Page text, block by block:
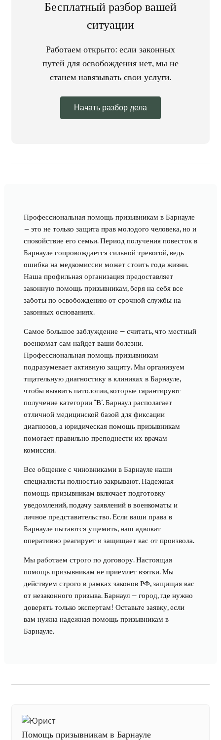
Бесплатный разбор вашей
ситуации
Работаем открыто: если законных
путей для освобождения нет, мы не
станем навязывать свои услуги.
Начать разбор дела
Профессиональная помощь призывникам в Барнауле
— это не только защита прав молодого человека, но и
спокойствие его семьи. Период получения повесток в
Барнауле сопровождается сильной тревогой, ведь
ошибка на медкомиссии может стоить года жизни.
Наша профильная организация предоставляет
законную помощь призывникам, беря на себя все
заботы по освобождению от срочной службы на
законных основаниях.
Самое большое заблуждение — считать, что местный
военкомат сам найдет ваши болезни.
Профессиональная помощь призывникам
подразумевает активную защиту. Мы организуем
тщательную диагностику в клиниках в Барнауле,
чтобы выявить патологии, которые гарантируют
получение категории "В". Барнаул располагает
отличной медицинской базой для фиксации
диагнозов, а юридическая помощь призывникам
помогает правильно преподнести их врачам
комиссии.
Все общение с чиновниками в Барнауле наши
специалисты полностью закрывают. Надежная
помощь призывникам включает подготовку
уведомлений, подачу заявлений в военкоматы и
личное представительство. Если ваши права в
Барнауле пытаются ущемить, наш адвокат
оперативно реагирует и защищает вас от произвола.
Мы работаем строго по договору. Настоящая
помощь призывникам не приемлет взятки. Мы
действуем строго в рамках законов РФ, защищая вас
от незаконного призыва. Барнаул — город, где нужно
доверять только экспертам! Оставьте заявку, если
вам нужна надежная помощь призывникам в
Барнауле.
Помощь призывникам в Барнауле